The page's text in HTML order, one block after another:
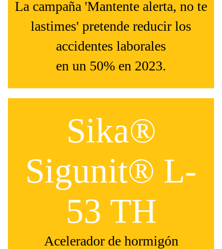
La campaña 'Mantente alerta, no te
lastimes' pretende reducir los
accidentes laborales
en un 50% en 2023.
Sika®
Sigunit® L-
53 TH
Acelerador de hormigón